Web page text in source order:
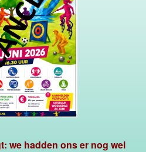
we hadden ons er nog wel